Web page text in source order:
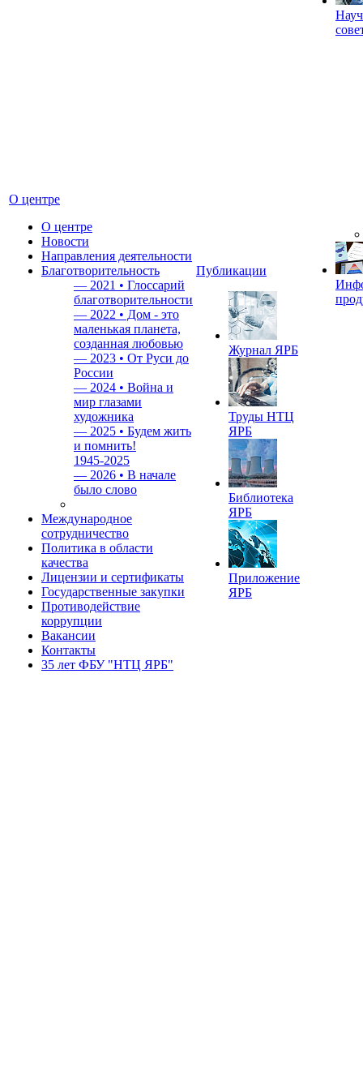
О центре
О центре
Новости
Направления деятельности
Благотворительность
— 2021 • Глоссарий
благотворительности
— 2022 • Дом - это
маленькая планета,
созданная любовью
— 2023 • От Руси до
России
— 2024 • Война и
мир глазами
художника
— 2025 • Будем жить
и помнить!
1945-2025
— 2026 • В начале
было слово
Международное
сотрудничество
Политика в области
качества
Лицензии и сертификаты
Государственные закупки
Противодействие
коррупции
Вакансии
Контакты
35 лет ФБУ "НТЦ ЯРБ"
Публикации
Журнал ЯРБ
Труды НТЦ
ЯРБ
Библиотека
ЯРБ
Приложение
ЯРБ